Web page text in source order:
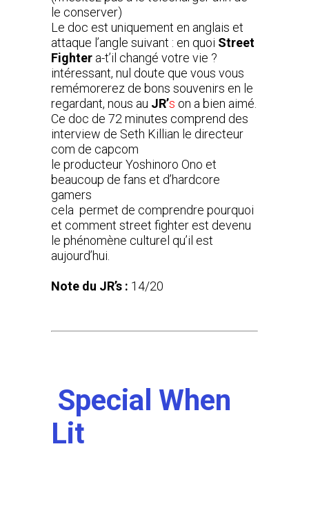
le conserver)
Le doc est uniquement en anglais et
attaque l’angle suivant : en quoi Street
Fighter a-t’il changé votre vie ?
intéressant, nul doute que vous vous
remémorerez de bons souvenirs en le
regardant, nous au JR’s on a bien aimé.
Ce doc de 72 minutes comprend des
interview de Seth Killian le directeur
com de capcom
le producteur Yoshinoro Ono et
beaucoup de fans et d’hardcore
gamers
cela permet de comprendre pourquoi
et comment street fighter est devenu
le phénomène culturel qu’il est
aujourd’hui.
Note du JR’s : 14/20
Special When
Lit